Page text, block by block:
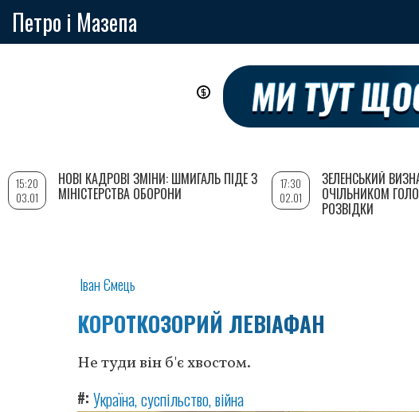
Петро і Мазепа
Іван Ємець
КОРОТКОЗОРИЙ ЛЕВІАФАН
Не туди він б'є хвостом.
# Україна суспільство війна
15:20
03.01
НОВІ КАДРОВІ ЗМІНИ: ШМИГАЛЬ ПІДЕ З
МІНІСТЕРСТВА ОБОРОНИ
17:30
02.01
ЗЕЛЕНСЬКИЙ
ОЧІЛЬНИКОМ
РОЗВІДКИ